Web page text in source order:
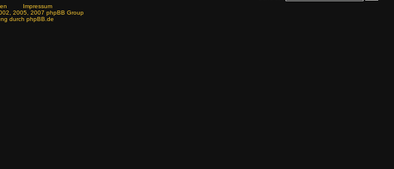
Impressum
2005, 2007 phpBB Group
durch phpBB.de